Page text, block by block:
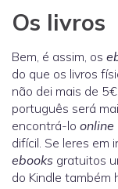
Os livros
Bem, é assim, os
do que os livros
não dei mais de
português será
encontrá-lo online
difícil. Se leres em
ebooks gratuitos
do Kindle também